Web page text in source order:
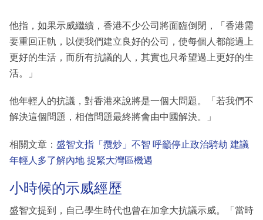
他指，如果示威繼續，香港不少公司將面臨倒閉，「香港需
要重回正軌，以便我們建立良好的公司，使每個人都能過上
更好的生活，而所有抗議的人，其實也只希望過上更好的生
活。」
他年輕人的抗議，對香港來說將是一個大問題。「若我們不
解決這個問題，相信問題最終將會由中國解決。」
相關文章： 盛智文指「攬炒」不智 呼籲停止政治騎劫 建議
年輕人多了解內地 捉緊大灣區機遇
小時候的示威經歷
盛智文提到，自己學生時代也曾在加拿大抗議示威。「當時